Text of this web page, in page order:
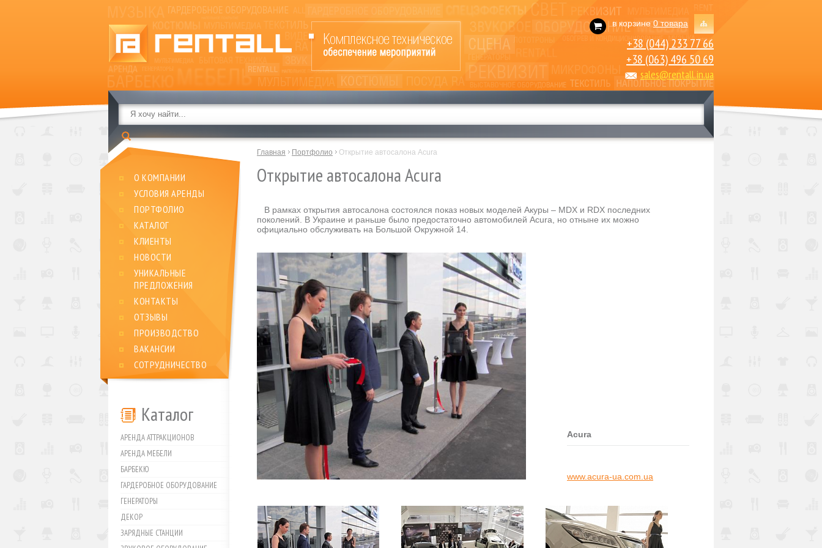
в корзине0 товара
+38 (044) 233 77 66
+38 (063) 496 50 69
sales@rentall.in.ua
О КОМПАНИИ
УСЛОВИЯ АРЕНДЫ
ПОРТФОЛИО
КАТАЛОГ
КЛИЕНТЫ
НОВОСТИ
УНИКАЛЬНЫЕ
ПРЕДЛОЖЕНИЯ
КОНТАКТЫ
ОТЗЫВЫ
ПРОИЗВОДСТВО
ВАКАНСИИ
СОТРУДНИЧЕСТВО
Каталог
АРЕНДА АТТРАКЦИОНОВ
АРЕНДА МЕБЕЛИ
БАРБЕКЮ
ГАРДЕРОБНОЕ ОБОРУДОВАНИЕ
ГЕНЕРАТОРЫ
ДЕКОР
ЗАРЯДНЫЕ СТАНЦИИ
Главная Портфолио Открытие автосалона Acura
Открытие автосалона Acura
В рамках открытия автосалона состоялся показ новых моделей Акуры – MDX и RDX последних
поколений. В Украине и раньше было предостаточно автомобилей Acura, но отныне их можно
официально обслуживать на Большой Окружной 14.
Acura
www.acura-ua.com.ua